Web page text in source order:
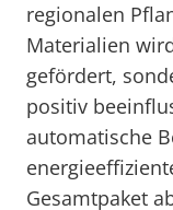
regionalen
Materialien
gefördert,
positiv
automatische
Gesamtpaket